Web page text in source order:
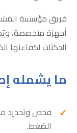
فريق مؤسسة
أجهزة متخصصة،
الدكتات لكفاءتها
ما يشمله
فحص وتحديد
الضغط.